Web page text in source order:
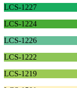
LCS-1227
LCS-1224
LCS-1226
LCS-1222
LCS-1219